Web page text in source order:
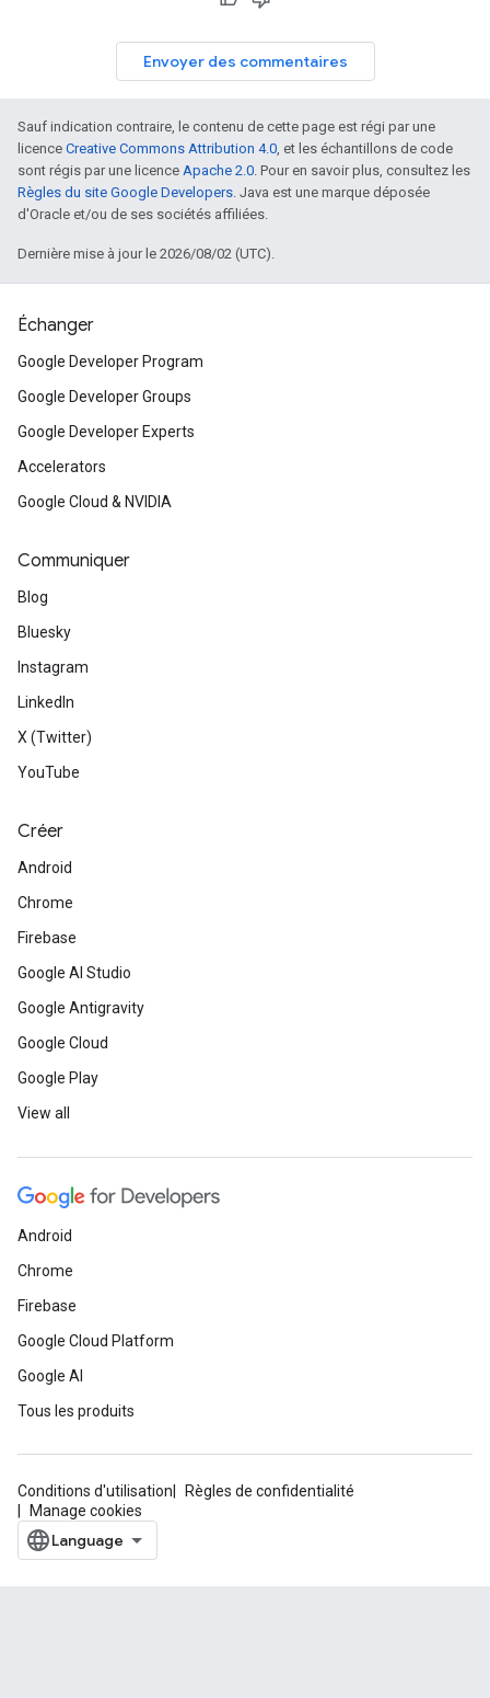
Envoyer des commentaires
Sauf indication contraire, le contenu de cette page est régi par une
licence Creative Commons Attribution 4.0, et les échantillons de code
sont régis par une licence Apache 2.0. Pour en savoir plus, consultez les
Règles du site Google Developers. Java est une marque déposée
d'Oracle et/ou de ses sociétés affiliées.
Dernière mise à jour le 2026/08/02 (UTC).
Échanger
Google Developer Program
Google Developer Groups
Google Developer Experts
Accelerators
Google Cloud & NVIDIA
Communiquer
Blog
Bluesky
Instagram
LinkedIn
X (Twitter)
YouTube
Créer
Android
Chrome
Firebase
Google AI Studio
Google Antigravity
Google Cloud
Google Play
View all
Android
Chrome
Firebase
Google Cloud Platform
Google AI
Tous les produits
Conditions d'utilisation
Règles de confidentialité
Manage cookies